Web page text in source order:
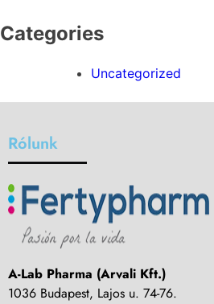
Categories
Uncategorized
Rólunk
A-Lab Pharma (Arvali Kft.)
1036 Budapest, Lajos u. 74-76.